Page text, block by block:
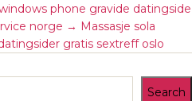
phone gravide datingside
norge → Massasje sola
gratis sextreff oslo
Search